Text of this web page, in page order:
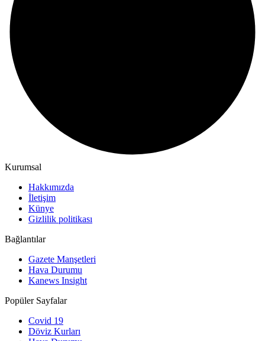
Kurumsal
Hakkımızda
İletişim
Künye
Gizlilik politikası
Bağlantılar
Gazete Manşetleri
Hava Durumu
Kanews Insight
Popüler Sayfalar
Covid 19
Döviz Kurları